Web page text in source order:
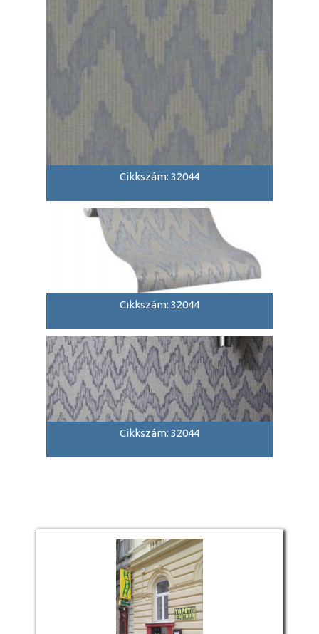
Cikkszám: 32044
Cikkszám: 32044
Cikkszám: 32044